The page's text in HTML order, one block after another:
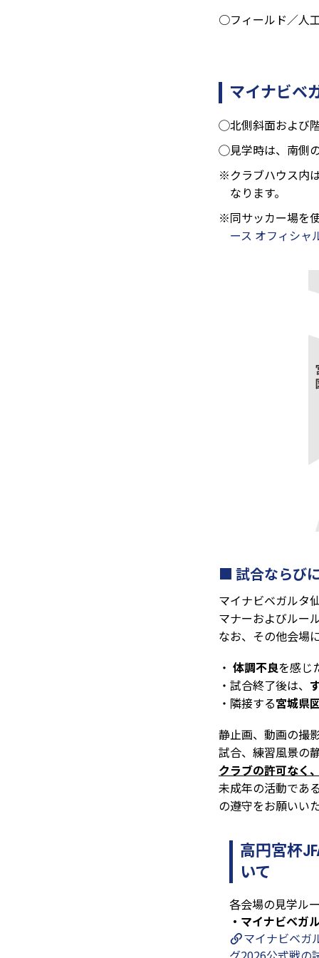
○フィールド／人
マイナビベ
◯北側斜面および
◯見学時は、南側
※クラブハウス内
なります。
※同サッカー場を
ース オフィシャ
試合ならび
マイナビベガルタ
マナーおよびルー
なお、その他会場
・ 体調不良を感じ
・試合終了後は、
・隣接する宮城県
静止画、動画の撮
試合、練習風景の
クラブの許可なく
未成年の活動であ
の遵守をお願いい
高円宮杯
いて
各会場の見学ル
・マイナビベガ
マイナビベガ